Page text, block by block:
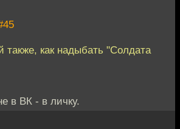
также, как надыбать "Солдата
в ВК - в личку.